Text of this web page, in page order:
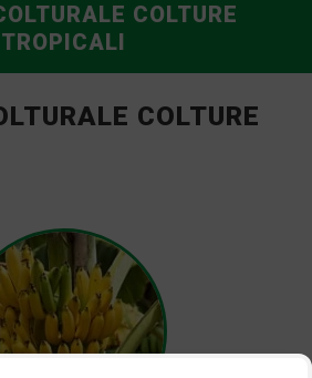
COLTURE
TROPICALI
COLTURE